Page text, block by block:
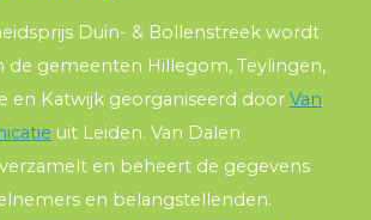
Duin- & Bollenstreek wordt
de gemeenten Hillegom, Teylingen,
en Katwijk georganiseerd door Van
uit Leiden. Van Dalen
en beheert de gegevens
en belangstellenden.